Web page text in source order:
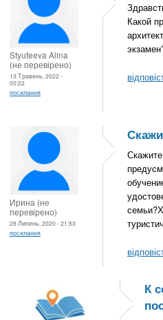
Styufeeva Alina
(не перевірено)
13 Травень, 2022 -
00:22
посилання
Какой
Ирина (не
перевірено)
28 Липень, 2020 - 21:53
посилання
К